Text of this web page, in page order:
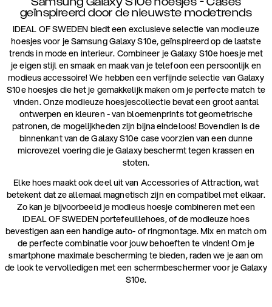
geïnspireerd door de nieuwste modetrends
IDEAL OF SWEDEN biedt een exclusieve selectie van modieuze
hoesjes voor je Samsung Galaxy S10e, geïnspireerd op de laatste
trends in mode en interieur. Combineer je Galaxy S10e hoesje met
je eigen stijl en smaak en maak van je telefoon een persoonlijk en
modieus accessoire! We hebben een verfijnde selectie van Galaxy
S10e hoesjes die het je gemakkelijk maken om je perfecte match te
vinden. Onze modieuze hoesjescollectie bevat een groot aantal
ontwerpen en kleuren - van bloemenprints tot geometrische
patronen, de mogelijkheden zijn bijna eindeloos! Bovendien is de
binnenkant van de Galaxy S10e case voorzien van een dunne
microvezel voering die je Galaxy beschermt tegen krassen en
stoten.
Elke hoes maakt ook deel uit van Accessories of Attraction, wat
betekent dat ze allemaal magnetisch zijn en compatibel met elkaar.
Zo kan je bijvoorbeeld je modieus hoesje combineren met een
IDEAL OF SWEDEN portefeuillehoes, of de modieuze hoes
bevestigen aan een handige auto- of ringmontage. Mix en match om
de perfecte combinatie voor jouw behoeften te vinden! Om je
smartphone maximale bescherming te bieden, raden we je aan om
de look te vervolledigen met een schermbeschermer voor je Galaxy
S10e.